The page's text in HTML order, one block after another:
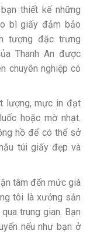
thiết kế những
bì giấy đảm bảo
tượng đặc trưng
Thanh An được
chuyên nghiệp có
lượng, mực in đạt
hoặc mờ nhạt.
hồ để có thể sở
túi giấy đẹp và
tâm đến mức giá
tôi là xưởng sản
trung gian. Bạn
nếu như bạn ở